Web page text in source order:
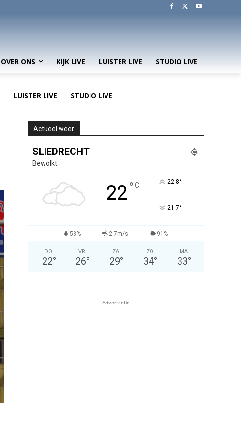
OVER ONS KIJK LIVE LUISTER LIVE STUDIO LIVE
LUISTER LIVE STUDIO LIVE
Actueel weer
SLIEDRECHT
Bewolkt
22°C 22.8°
21.7°
53% 2.7m/s 91%
DO
22°
VR
26°
ZA
29°
ZO
34°
MA
33°
Advertentie